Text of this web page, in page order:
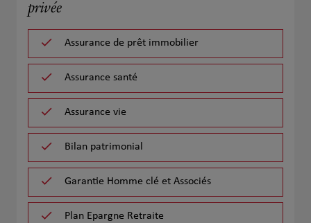
privée
Assurance de prêt immobilier
Assurance santé
Assurance vie
Bilan patrimonial
Garantie Homme clé et Associés
Plan Epargne Retraite